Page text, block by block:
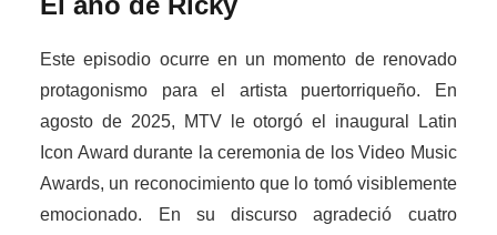
Este episodio ocurre en un momento de renovado
protagonismo para el artista puertorriqueño. En
agosto de 2025, MTV le otorgó el inaugural Latin
Icon Award durante la ceremonia de los Video Music
Awards, un reconocimiento que lo tomó visiblemente
emocionado. En su discurso agradeció cuatro